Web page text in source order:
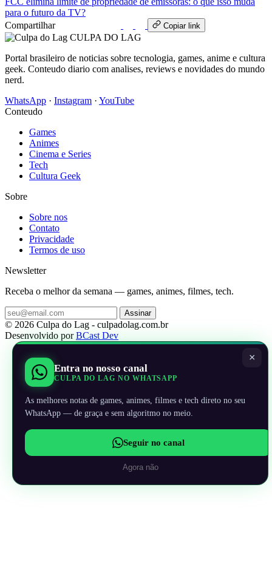
para o futuro da TV?
Compartilhar
Copiar link
CULPA DO LAG
Portal brasileiro de noticias sobre tecnologia, games, anime e cultura
geek. Conteudo diario com analises, reviews e novidades do mundo
nerd.
WhatsApp · Instagram · YouTube
Conteudo
Games
Animes
Cinema e Series
Tech
Cultura Geek
Sobre
Sobre nos
Contato
Privacidade
Termos de uso
Newsletter
Receba o melhor da semana — games, animes, filmes, tech.
Assinar
© 2026 Culpa do Lag - culpadolag.com.br
Desenvolvido porBCast Dev
×
Entra no nosso canal
CULPA DO LAG NO WHATSAPP
As melhores notas de games, animes, filmes e tech direto no seu
WhatsApp — de graça e sem algoritmo no meio.
Seguir no canal
Agora não